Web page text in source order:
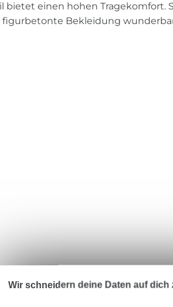
bietet einen hohen Tragekomfort.
figurbetonte Bekleidung
Wir schneidern deine Daten auf dich